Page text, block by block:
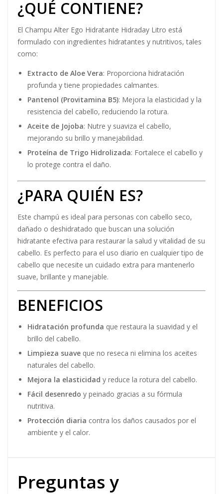
¿QUÉ CONTIENE?
El Champu Alter Ego Hidratante Hidraday Litro está
formulado con ingredientes hidratantes y nutritivos, tales
como:
Extracto de Aloe Vera: Proporciona hidratación
profunda y tiene propiedades calmantes.
Pantenol (Provitamina B5): Mejora la elasticidad y la
resistencia del cabello, reduciendo la rotura.
Aceite de Jojoba: Nutre y suaviza el cabello,
mejorando su brillo y manejabilidad.
Proteína de Trigo Hidrolizada: Fortalece el cabello y
lo protege contra el daño.
¿PARA QUIÉN ES?
Este champú es ideal para personas con cabello seco,
dañado o deshidratado que buscan una solución
hidratante efectiva para restaurar la salud y vitalidad de su
cabello. Es perfecto para el uso diario en cualquier tipo de
cabello que necesite un cuidado extra para mantenerlo
suave, brillante y manejable.
BENEFICIOS
Hidratación profunda que restaura la suavidad y el
brillo del cabello.
Limpieza suave que no reseca ni elimina los aceites
naturales del cabello.
Mejora la elasticidad y reduce la rotura del cabello.
Fácil desenredo y peinado gracias a su fórmula
nutritiva.
Protección diaria contra los daños causados por el
ambiente y el calor.
Preguntas y